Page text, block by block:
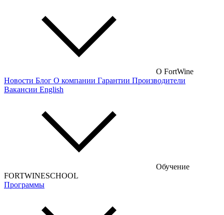
Немецкие вина
Австрийские вина
Чилийские вина
Португальские вина
Аргентинские вина
Армянские вина
Американские вина
О FortWine
Новости Блог О компании Гарантии Производители
Вакансии English
Обучение
FORTWINESCHOOL
Программы